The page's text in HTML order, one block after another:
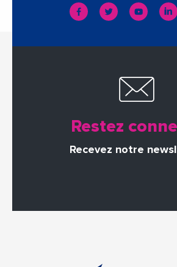
Restez
Recevez notre